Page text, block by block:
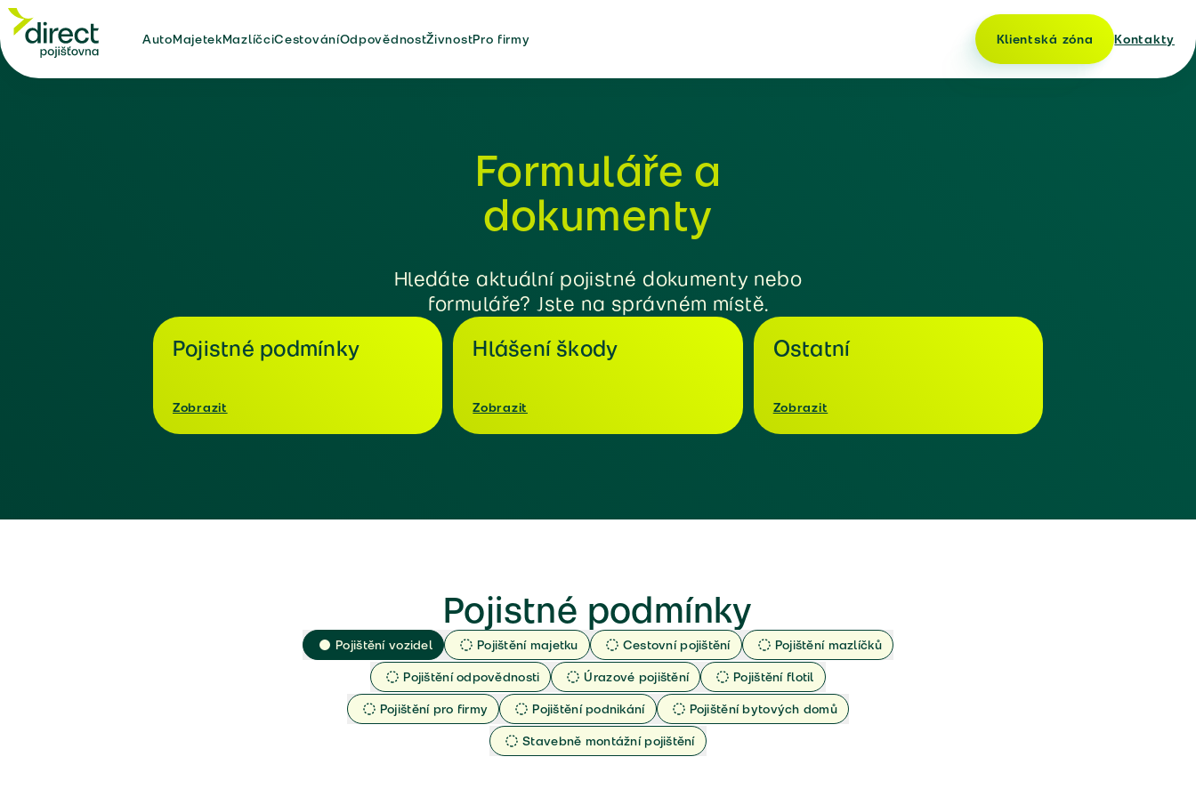
AutoMajetekMazlíčciCestováníOdpovědnostŽivnostPro firmy Klientská zóna Kontakty
Formuláře a
dokumenty
Hledáte aktuální pojistné dokumenty nebo
formuláře? Jste na správném místě.
Pojistné podmínky
Zobrazit
Hlášení škody
Zobrazit
Ostatní
Zobrazit
Pojistné podmínky
Pojištění vozidel Pojištění majetku Cestovní pojištění
Pojištění mazlíčků
Pojištění odpovědnosti
Úrazové pojištění
Pojištění flotil
Pojištění pro firmy
Pojištění podnikání
Pojištění bytových domů
Stavebně montážní pojištění